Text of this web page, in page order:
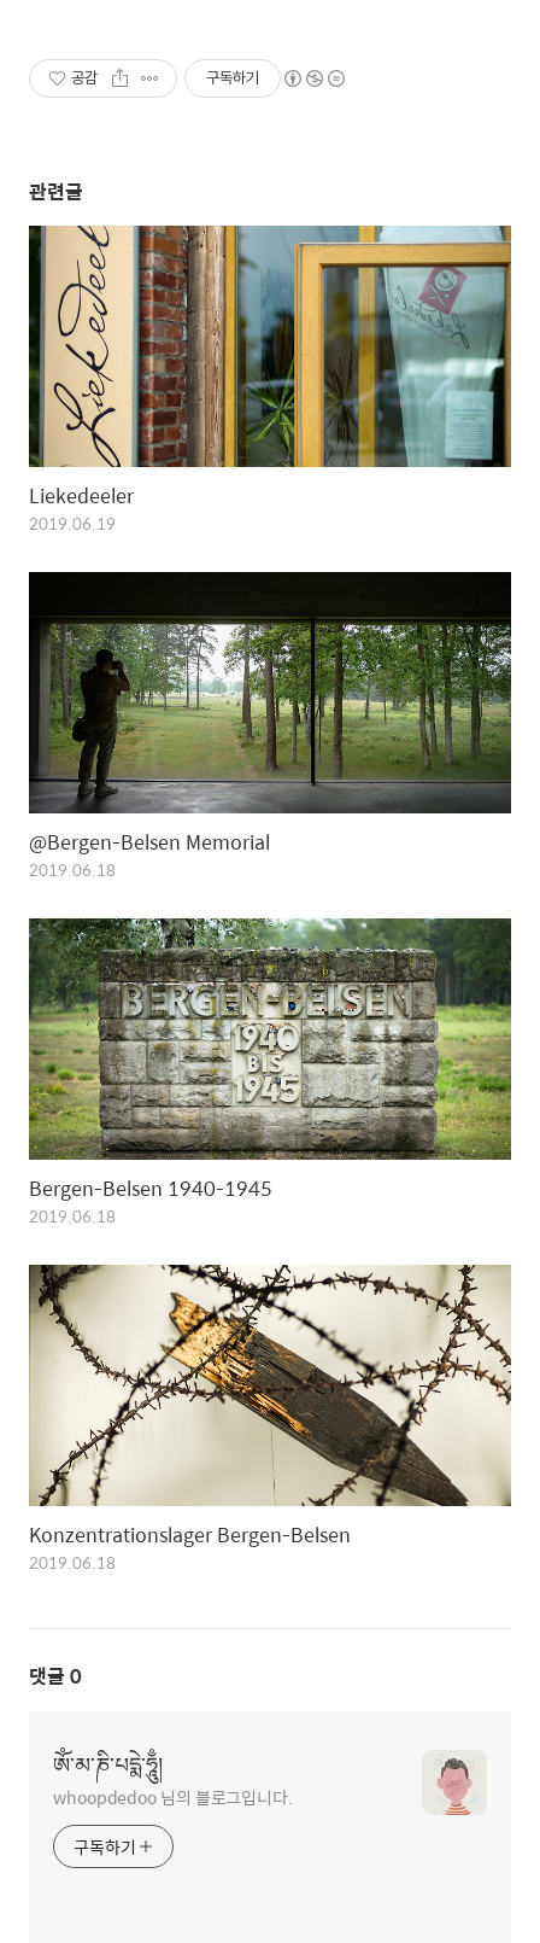
공감 구독하기
관련글
Liekedeeler
2019.06.19
@Bergen-Belsen Memorial
2019.06.18
Bergen-Belsen 1940-1945
2019.06.18
Konzentrationslager Bergen-Belsen
2019.06.18
댓글 0
ཨོཾ་མ་ཎི་པདྨེ་ཧཱུྃ།
whoopdedoo 님의 블로그입니다.
구독하기